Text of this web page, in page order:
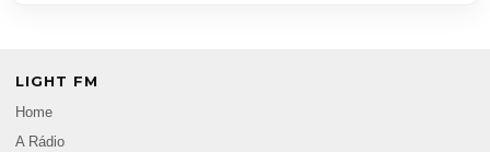
LIGHT FM
Home
A Rádio